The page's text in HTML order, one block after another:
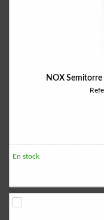
NOX
En stock